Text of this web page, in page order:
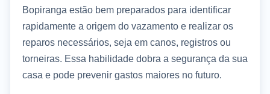
Bopiranga estão bem preparados para identificar
rapidamente a origem do vazamento e realizar os
reparos necessários, seja em canos, registros ou
torneiras. Essa habilidade dobra a segurança da sua
casa e pode prevenir gastos maiores no futuro.